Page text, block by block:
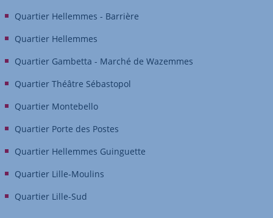
Quartier Hellemmes - Barrière
Quartier Hellemmes
Quartier Gambetta - Marché de Wazemmes
Quartier Théâtre Sébastopol
Quartier Montebello
Quartier Porte des Postes
Quartier Hellemmes Guinguette
Quartier Lille-Moulins
Quartier Lille-Sud